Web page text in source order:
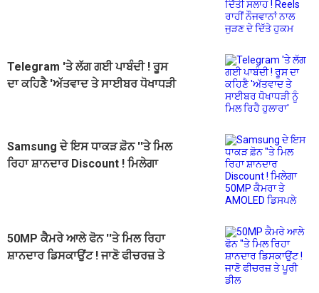
Telegram 'ਤੇ ਲੱਗ ਗਈ ਪਾਬੰਦੀ ! ਰੂਸ
ਦਾ ਕਹਿਣੈ 'ਅੱਤਵਾਦ ਤੇ ਸਾਈਬਰ ਧੋਖਾਧੜੀ
Samsung ਦੇ ਇਸ ਧਾਕੜ ਫ਼ੋਨ ''ਤੇ ਮਿਲ
ਰਿਹਾ ਸ਼ਾਨਦਾਰ Discount ! ਮਿਲੇਗਾ
50MP ਕੈਮਰੇ ਆਲੇ ਫੋਨ ''ਤੇ ਮਿਲ ਰਿਹਾ
ਸ਼ਾਨਦਾਰ ਡਿਸਕਾਉਂਟ ! ਜਾਣੋ ਫੀਚਰਜ਼ ਤੇ